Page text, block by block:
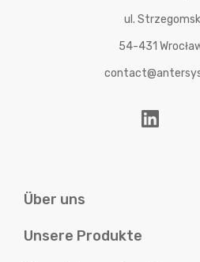
ul.
54-431
Über uns
Unsere Produkte